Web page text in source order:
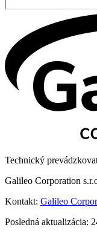
Technický
Galileo Corporation
Kontakt: Galileo
Posledná aktualizácia: